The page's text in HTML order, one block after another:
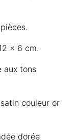
x 6 cm.
aux tons
couleur or
dorée